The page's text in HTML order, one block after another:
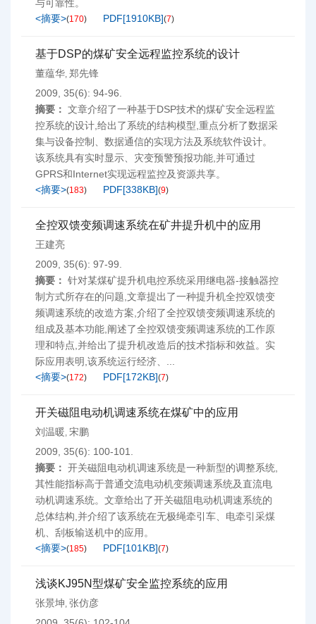
与可靠性。
<摘要>(170) PDF[1910KB](7)
基于DSP的煤矿安全远程监控系统的设计
董蕴华, 郑先锋
2009, 35(6): 94-96.
摘要： 文章介绍了一种基于DSP技术的煤矿安全远程监
控系统的设计,给出了系统的结构模型,重点分析了数据采
集与设备控制、数据通信的实现方法及系统软件设计。
该系统具有实时显示、灾变预警预报功能,并可通过
GPRS和Internet实现远程监控及资源共享。
<摘要>(183) PDF[338KB](9)
全控双馈变频调速系统在矿井提升机中的应用
王建亮
2009, 35(6): 97-99.
摘要： 针对某煤矿提升机电控系统采用继电器-接触器控
制方式所存在的问题,文章提出了一种提升机全控双馈变
频调速系统的改造方案,介绍了全控双馈变频调速系统的
组成及基本功能,阐述了全控双馈变频调速系统的工作原
理和特点,并给出了提升机改造后的技术指标和效益。实
际应用表明,该系统运行经济、...
<摘要>(172) PDF[172KB](7)
开关磁阻电动机调速系统在煤矿中的应用
刘温暖, 宋鹏
2009, 35(6): 100-101.
摘要： 开关磁阻电动机调速系统是一种新型的调整系统,
其性能指标高于普通交流电动机变频调速系统及直流电
动机调速系统。文章给出了开关磁阻电动机调速系统的
总体结构,并介绍了该系统在无极绳牵引车、电牵引采煤
机、刮板输送机中的应用。
<摘要>(185) PDF[101KB](7)
浅谈KJ95N型煤矿安全监控系统的应用
张景坤, 张仿彦